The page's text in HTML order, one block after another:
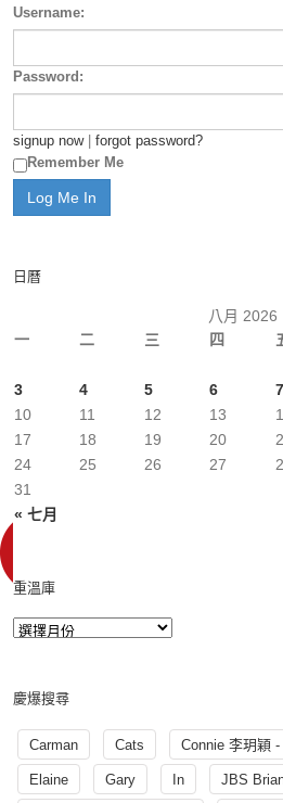
Username:
Password:
signup now| forgot password?
Remember Me
日曆
八月 2026
一
二 三 四
« 七月
3
4 5 6 7
10
11 12 13
17
18 19 20
24
25 26 27
31
重溫庫
慶爆搜尋
Carman Cats Connie 李玥穎
Elaine Gary In JBS